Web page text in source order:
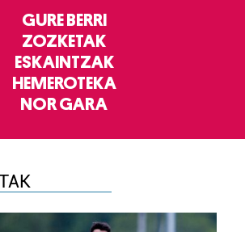
GURE BERRI
ZOZKETAK
ESKAINTZAK
HEMEROTEKA
NOR GARA